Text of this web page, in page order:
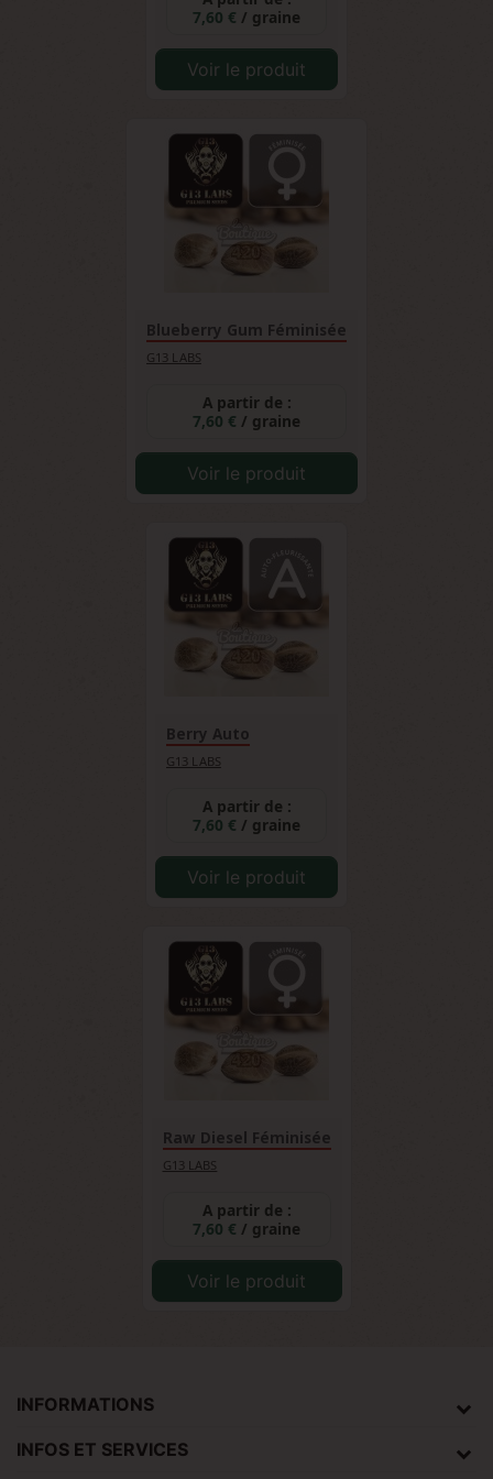
7,60 € / graine
Voir le produit
Blueberry Gum Féminisée
G13 LABS
A partir de :
7,60 € / graine
Voir le produit
Berry Auto
G13 LABS
A partir de :
7,60 € / graine
Voir le produit
Raw Diesel Féminisée
G13 LABS
A partir de :
7,60 € / graine
Voir le produit
INFORMATIONS
INFOS ET SERVICES